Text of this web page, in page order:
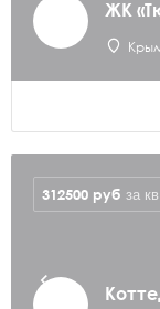
ЖК
312500 руб за